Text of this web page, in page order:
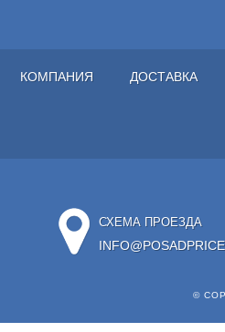
КОМПАНИЯ ДОСТАВКА
СХЕМА ПРОЕЗДА
©